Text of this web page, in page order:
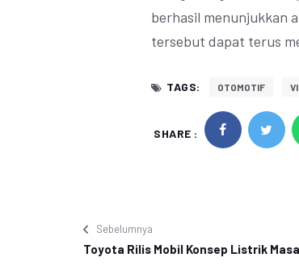
berhasil menunjukkan
tersebut dapat terus
TAGS: OTOMOTIF
SHARE :
Sebelumnya
Toyota Rilis Mobil Konsep Listrik